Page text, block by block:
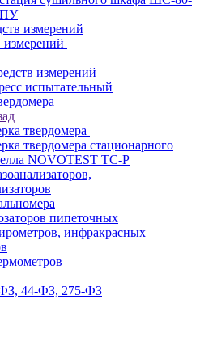
измерений
измерений
измерений
испытательный
твердомера
твердомера стационарного
NOVOTEST TС-Р
пипеточных
инфракрасных
44-ФЗ, 275-ФЗ